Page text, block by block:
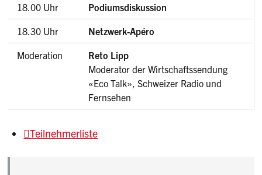
18.00 Uhr Podiumsdiskussion
18.30 Uhr Netzwerk-Apéro
Moderation
Reto Lipp
Moderator der Wirtschaftssendung
«Eco Talk», Schweizer Radio und
Fernsehen
Teilnehmerliste